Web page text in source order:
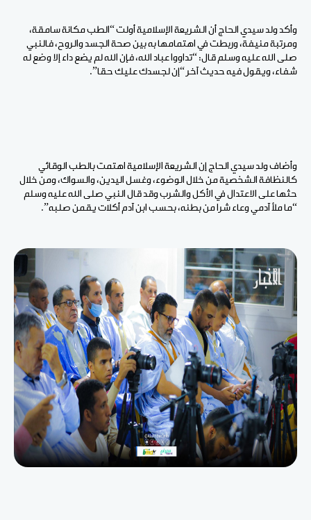
وأكد ولد سيدي الحاج أن الشريعة الإسلامية أولت “الطب مكانة سامقة،
ومرتبة منيفة، وربطت في اهتمامها به بين صحة الجسد والروح، فالنبي
صلى الله عليه وسلم قال: “تداووا عباد الله، فإن الله لم يضع داء إلا وضع له
شفاء، ويقول فيه حديث آخر “إن لجسدك عليك حقا”.
وأضاف ولد سيدي الحاج إن الشريعة الإسلامية اهتمت بالطب الوقائي
كالنظافة الشخصية من خلال الوضوء، وغسل اليدين، والسواك، ومن خلال
حثها على الاعتدال في الأكل والشرب وقد قال النبي صلى الله عليه وسلم
“ما ملأ آدمي وعاء شرا من بطنه، بحسب ابن آدم أكلات يقمن صلبه”.